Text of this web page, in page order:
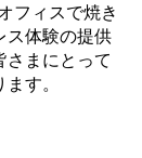
フィスで焼き
ス体験の提供
さまにとって
す。